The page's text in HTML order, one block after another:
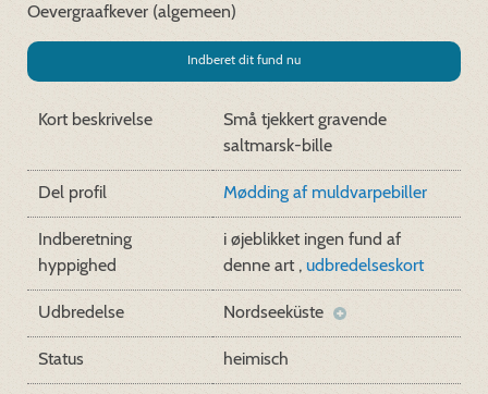
Oevergraafkever (algemeen)
Indberet dit fund nu
Kort beskrivelse
Små tjekkert gravende
saltmarsk-bille
Del profil Mødding af muldvarpebiller
Indberetning
hyppighed
i øjeblikket ingen fund af
denne art , udbredelseskort
Udbredelse Nordseeküste
Status heimisch